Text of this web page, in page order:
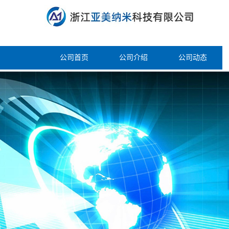
公司首页 公司介绍 公司动态